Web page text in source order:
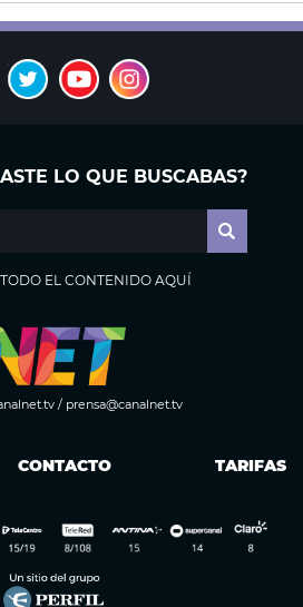
LO QUE BUSCABAS?
EL CONTENIDO AQUÍ
/ prensa@canalnet.tv
CONTACTO TARIFAS